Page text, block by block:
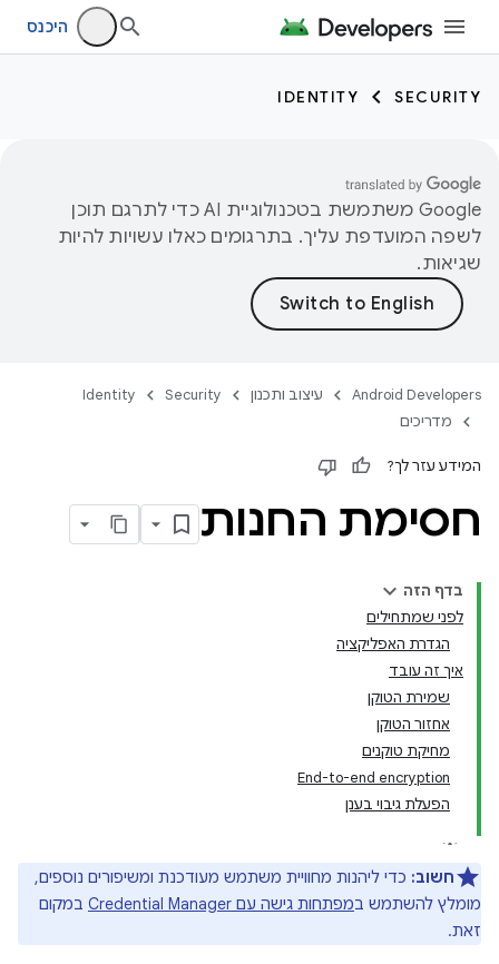
היכנס
SECURITY
IDENTITY
‫Google משתמשת בטכנולוגיית AI כדי לתרגם תוכן
לשפה המועדפת עליך. בתרגומים כאלו עשויות להיות
שגיאות.
Android Developers עיצוב ותכנון Security
Identity
מדריכים
המידע עזר לך?
חסימת החנות
בדף הזה
לפני שמתחילים
הגדרת האפליקציה
איך זה עובד
שמירת הטוקן
אחזור הטוקן
מחיקת טוקנים
End-to-end encryption
הפעלת גיבוי בענן
חשוב: כדי ליהנות מחוויית משתמש מעודכנת ומשיפורים נוספים,
מומלץ להשתמש במפתחות גישה עם Credential Manager
במקום
זאת.